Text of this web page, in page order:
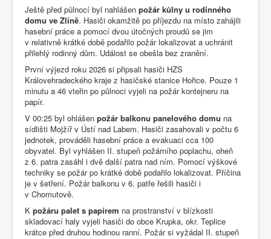
Ještě před půlnocí byl nahlášen požár kůlny u rodinného
domu ve Zlíně. Hasiči okamžitě po příjezdu na místo zahájili
hasební práce a pomocí dvou útočných proudů se jim
v relativně krátké době podařilo požár lokalizovat a uchránit
přilehlý rodinný dům. Událost se obešla bez zranění.
První výjezd roku 2026 si připsali hasiči HZS
Královehradeckého kraje z hasičské stanice Hořice. Pouze 1
minutu a 46 vteřin po půlnoci vyjeli na požár kontejneru na
papír.
V 00:25 byl ohlášen požár balkonu panelového domu na
sídlišti Mojžíř v Ústí nad Labem. Hasiči zasahovali v počtu 6
jednotek, prováděli hasební práce a evakuaci cca 100
obyvatel. Byl vyhlášen II. stupeň požárního poplachu, oheň
z 6. patra zasáhl i dvě další patra nad ním. Pomocí výškové
techniky se požár po krátké době podařilo lokalizovat. Příčina
je v šetření. Požár balkonu v 6. patře řešili hasiči i
v Chomutově.
K požáru palet s papírem na prostranství v blízkosti
skladovací haly vyjeli hasiči do obce Krupka, okr. Teplice
krátce před druhou hodinou ranní. Požár si vyžádal II. stupeň